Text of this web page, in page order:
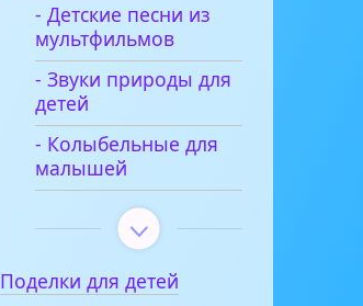
- Детские песни из
мультфильмов
- Звуки природы для
детей
- Колыбельные для
малышей
Поделки для детей